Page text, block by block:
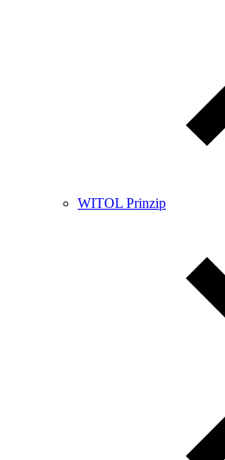
WITOL Prinzip